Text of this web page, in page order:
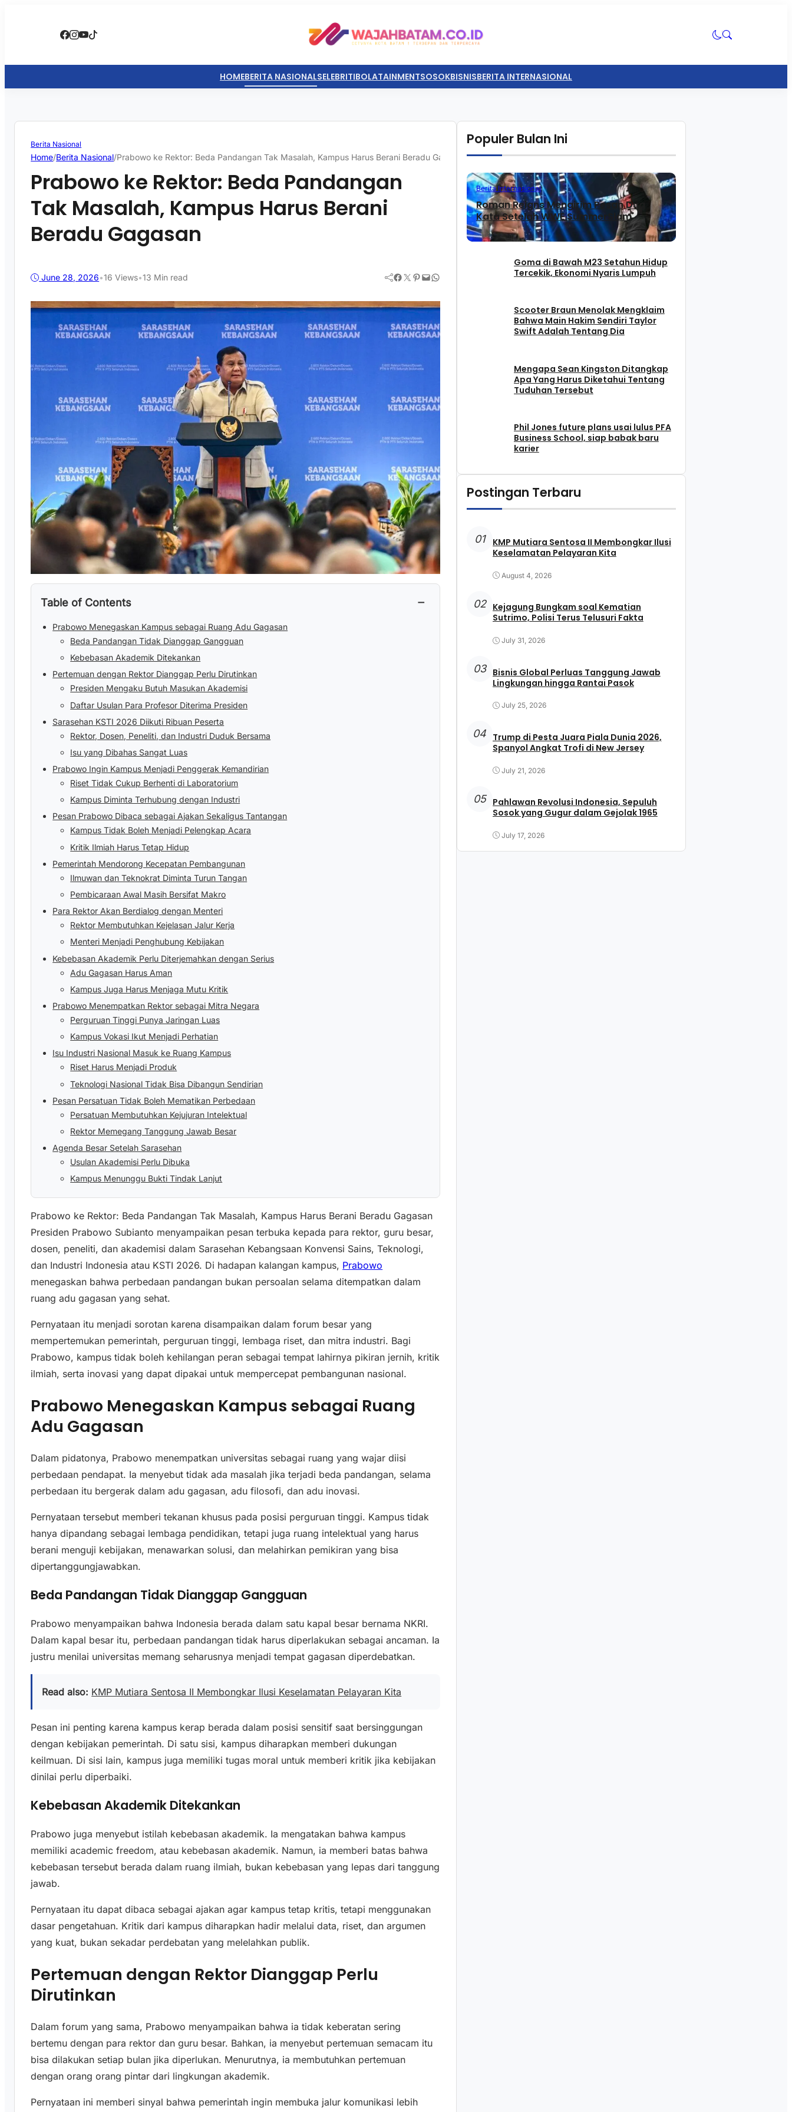
HOMEBERITA NASIONALSELEBRITIBOLATAINMENTSOSOKBISNISBERITA INTERNASIONAL
Berita Nasional
Home/Berita Nasional/Prabowo ke Rektor: Beda Pandangan Tak Masalah, Kampus Harus Berani Beradu Gagasan
Prabowo ke Rektor: Beda Pandangan
Tak Masalah, Kampus Harus Berani
Beradu Gagasan
June 28, 2026•16 Views•13 Min read Facebook Twitter Pinterest Mail WhatsApp
Table of Contents −
Prabowo Menegaskan Kampus sebagai Ruang Adu Gagasan
Beda Pandangan Tidak Dianggap Gangguan
Kebebasan Akademik Ditekankan
Pertemuan dengan Rektor Dianggap Perlu Dirutinkan
Presiden Mengaku Butuh Masukan Akademisi
Daftar Usulan Para Profesor Diterima Presiden
Sarasehan KSTI 2026 Diikuti Ribuan Peserta
Rektor, Dosen, Peneliti, dan Industri Duduk Bersama
Isu yang Dibahas Sangat Luas
Prabowo Ingin Kampus Menjadi Penggerak Kemandirian
Riset Tidak Cukup Berhenti di Laboratorium
Kampus Diminta Terhubung dengan Industri
Pesan Prabowo Dibaca sebagai Ajakan Sekaligus Tantangan
Kampus Tidak Boleh Menjadi Pelengkap Acara
Kritik Ilmiah Harus Tetap Hidup
Pemerintah Mendorong Kecepatan Pembangunan
Ilmuwan dan Teknokrat Diminta Turun Tangan
Pembicaraan Awal Masih Bersifat Makro
Para Rektor Akan Berdialog dengan Menteri
Rektor Membutuhkan Kejelasan Jalur Kerja
Menteri Menjadi Penghubung Kebijakan
Kebebasan Akademik Perlu Diterjemahkan dengan Serius
Adu Gagasan Harus Aman
Kampus Juga Harus Menjaga Mutu Kritik
Prabowo Menempatkan Rektor sebagai Mitra Negara
Perguruan Tinggi Punya Jaringan Luas
Kampus Vokasi Ikut Menjadi Perhatian
Isu Industri Nasional Masuk ke Ruang Kampus
Riset Harus Menjadi Produk
Teknologi Nasional Tidak Bisa Dibangun Sendirian
Pesan Persatuan Tidak Boleh Mematikan Perbedaan
Persatuan Membutuhkan Kejujuran Intelektual
Rektor Memegang Tanggung Jawab Besar
Agenda Besar Setelah Sarasehan
Usulan Akademisi Perlu Dibuka
Kampus Menunggu Bukti Tindak Lanjut
Prabowo ke Rektor: Beda Pandangan Tak Masalah, Kampus Harus Berani Beradu Gagasan
Presiden Prabowo Subianto menyampaikan pesan terbuka kepada para rektor, guru besar,
dosen, peneliti, dan akademisi dalam Sarasehan Kebangsaan Konvensi Sains, Teknologi,
dan Industri Indonesia atau KSTI 2026. Di hadapan kalangan kampus, Prabowo
menegaskan bahwa perbedaan pandangan bukan persoalan selama ditempatkan dalam
ruang adu gagasan yang sehat.
Pernyataan itu menjadi sorotan karena disampaikan dalam forum besar yang
mempertemukan pemerintah, perguruan tinggi, lembaga riset, dan mitra industri. Bagi
Prabowo, kampus tidak boleh kehilangan peran sebagai tempat lahirnya pikiran jernih, kritik
ilmiah, serta inovasi yang dapat dipakai untuk mempercepat pembangunan nasional.
Prabowo Menegaskan Kampus sebagai Ruang
Adu Gagasan
Dalam pidatonya, Prabowo menempatkan universitas sebagai ruang yang wajar diisi
perbedaan pendapat. Ia menyebut tidak ada masalah jika terjadi beda pandangan, selama
perbedaan itu bergerak dalam adu gagasan, adu filosofi, dan adu inovasi.
Pernyataan tersebut memberi tekanan khusus pada posisi perguruan tinggi. Kampus tidak
hanya dipandang sebagai lembaga pendidikan, tetapi juga ruang intelektual yang harus
berani menguji kebijakan, menawarkan solusi, dan melahirkan pemikiran yang bisa
dipertanggungjawabkan.
Beda Pandangan Tidak Dianggap Gangguan
Prabowo menyampaikan bahwa Indonesia berada dalam satu kapal besar bernama NKRI.
Dalam kapal besar itu, perbedaan pandangan tidak harus diperlakukan sebagai ancaman. Ia
justru menilai universitas memang seharusnya menjadi tempat gagasan diperdebatkan.
Read also: KMP Mutiara Sentosa II Membongkar Ilusi Keselamatan Pelayaran Kita
Pesan ini penting karena kampus kerap berada dalam posisi sensitif saat bersinggungan
dengan kebijakan pemerintah. Di satu sisi, kampus diharapkan memberi dukungan
keilmuan. Di sisi lain, kampus juga memiliki tugas moral untuk memberi kritik jika kebijakan
dinilai perlu diperbaiki.
Kebebasan Akademik Ditekankan
Prabowo juga menyebut istilah kebebasan akademik. Ia mengatakan bahwa kampus
memiliki academic freedom, atau kebebasan akademik. Namun, ia memberi batas bahwa
kebebasan tersebut berada dalam ruang ilmiah, bukan kebebasan yang lepas dari tanggung
jawab.
Pernyataan itu dapat dibaca sebagai ajakan agar kampus tetap kritis, tetapi menggunakan
dasar pengetahuan. Kritik dari kampus diharapkan hadir melalui data, riset, dan argumen
yang kuat, bukan sekadar perdebatan yang melelahkan publik.
Pertemuan dengan Rektor Dianggap Perlu
Dirutinkan
Dalam forum yang sama, Prabowo menyampaikan bahwa ia tidak keberatan sering
bertemu dengan para rektor dan guru besar. Bahkan, ia menyebut pertemuan semacam itu
bisa dilakukan setiap bulan jika diperlukan. Menurutnya, ia membutuhkan pertemuan
dengan orang orang pintar dari lingkungan akademik.
Pernyataan ini memberi sinyal bahwa pemerintah ingin membuka jalur komunikasi lebih
Populer Bulan Ini
Berita Internasional
Roman Reigns Mengirim Pesan Dua
Kata Setelah WWE SummerSlam
Goma di Bawah M23 Setahun Hidup
Tercekik, Ekonomi Nyaris Lumpuh
Scooter Braun Menolak Mengklaim
Bahwa Main Hakim Sendiri Taylor
Swift Adalah Tentang Dia
Mengapa Sean Kingston Ditangkap
Apa Yang Harus Diketahui Tentang
Tuduhan Tersebut
Phil Jones future plans usai lulus PFA
Business School, siap babak baru
karier
Postingan Terbaru
01
KMP Mutiara Sentosa II Membongkar Ilusi
Keselamatan Pelayaran Kita
August 4, 2026
02
Kejagung Bungkam soal Kematian
Sutrimo, Polisi Terus Telusuri Fakta
July 31, 2026
03
Bisnis Global Perluas Tanggung Jawab
Lingkungan hingga Rantai Pasok
July 25, 2026
04 Trump di Pesta Juara Piala Dunia 2026,
Spanyol Angkat Trofi di New Jersey
July 21, 2026
05
Pahlawan Revolusi Indonesia, Sepuluh
Sosok yang Gugur dalam Gejolak 1965
July 17, 2026